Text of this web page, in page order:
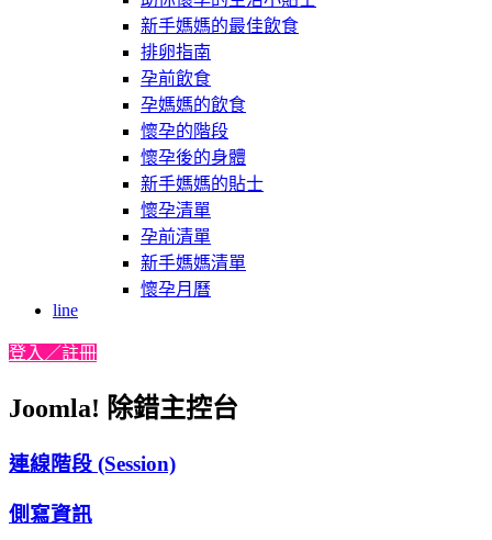
新手媽媽的最佳飲食
排卵指南
孕前飲食
孕媽媽的飲食
懷孕的階段
懷孕後的身體
新手媽媽的貼士
懷孕清單
孕前清單
新手媽媽清單
懷孕月曆
line
登入／註冊
Joomla! 除錯主控台
連線階段 (Session)
側寫資訊